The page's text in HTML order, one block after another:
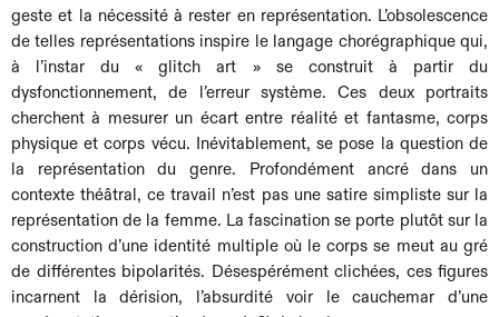
geste et la nécessité à rester en représentation. L’obsolescence
de telles représentations inspire le langage chorégraphique qui,
à l’instar du « glitch art » se construit à partir du
dysfonctionnement, de l’erreur système. Ces deux portraits
cherchent à mesurer un écart entre réalité et fantasme, corps
physique et corps vécu. Inévitablement, se pose la question de
la représentation du genre. Profondément ancré dans un
contexte théâtral, ce travail n’est pas une satire simpliste sur la
représentation de la femme. La fascination se porte plutôt sur la
construction d’une identité multiple où le corps se meut au gré
de différentes bipolarités. Désespérément clichées, ces figures
incarnent la dérision, l’absurdité voir le cauchemar d’une